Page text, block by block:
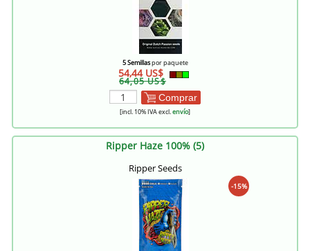
5 Semillaspor paquete
54,44 US$
64,05 US$
Comprar
[incl. 10% IVA excl.envío]
Ripper Haze 100% (5)
Ripper Seeds
-15%